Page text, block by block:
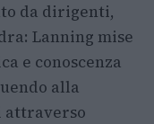
da dirigenti,
Lanning mise
e conoscenza
alla
attraverso